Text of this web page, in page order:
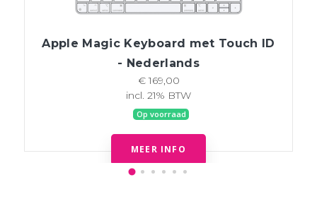
Apple Magic Keyboard met Touch ID
- Nederlands
€ 169,00
incl. 21% BTW
Op voorraad
MEER INFO